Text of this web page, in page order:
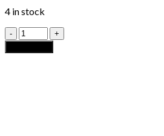
4 in stock
Maison
berger
lampe